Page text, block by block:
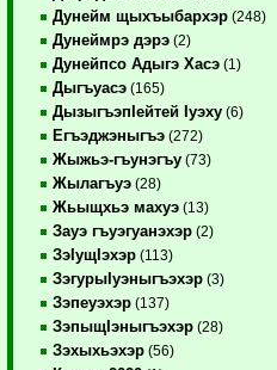
Дунейм щыхъыбархэр (248)
Дунеймрэ дэрэ (2)
Дунейпсо Адыгэ Хасэ (1)
Дыгъуасэ (165)
ДызыгъэпIейтей Iуэху (6)
Егъэджэныгъэ (272)
Жыжьэ-гъунэгъу (73)
Жылагъуэ (28)
Жьыщхьэ махуэ (13)
Зауэ гъуэгуанэхэр (2)
ЗэIущIэхэр (113)
ЗэгурыIуэныгъэхэр (3)
Зэпеуэхэр (137)
ЗэпыщIэныгъэхэр (28)
Зэхыхьэхэр (56)